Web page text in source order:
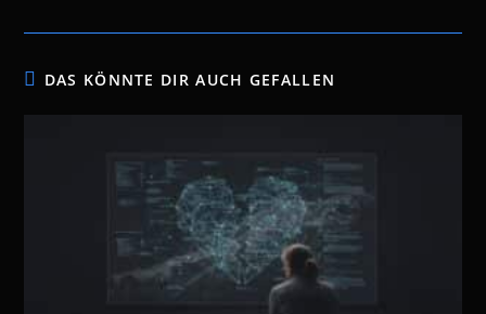
DAS KÖNNTE DIR AUCH GEFALLEN